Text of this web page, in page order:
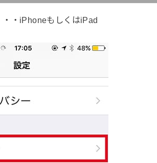
・・iPhoneもしくはiPad